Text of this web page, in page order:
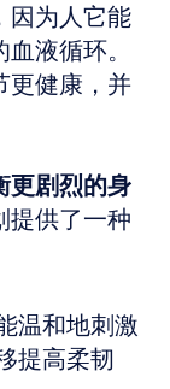
因为人它能
液循环。
更健康，并
更剧烈的身
提供了一种
温和地刺激
提高柔韧